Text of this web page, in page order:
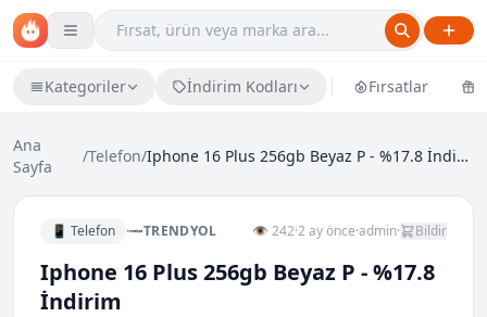
Kategoriler İndirim Kodları Fırsatlar
Ana
Sayfa
/Telefon/ Iphone 16 Plus 256gb Beyaz P - %17.8 İndirim
📱 Telefon TRENDYOL 👁 242·2 ay önce·admin· Bildir
Iphone 16 Plus 256gb Beyaz P - %17.8
İndirim